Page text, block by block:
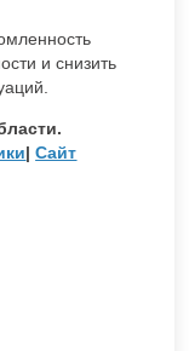
и снизить
|Сайт